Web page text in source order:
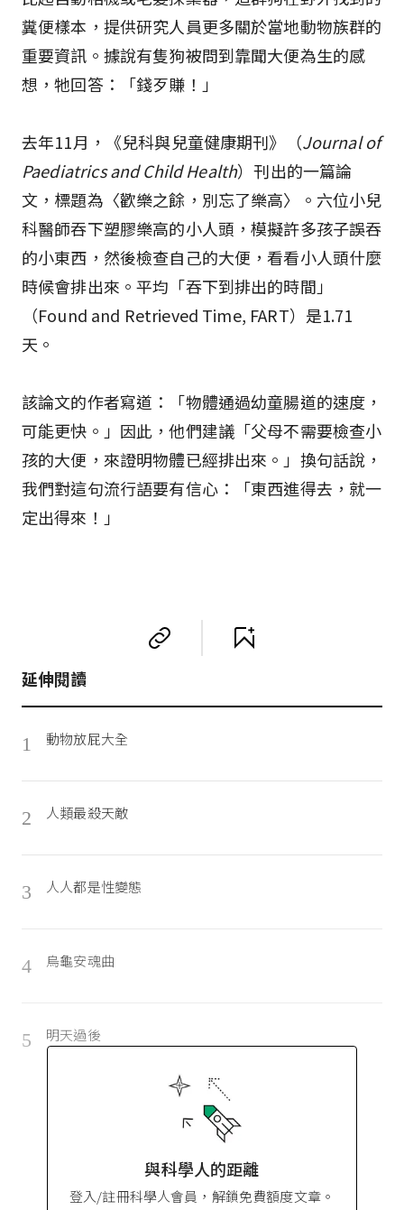
糞便樣本，提供研究人員更多關於當地動物族群的
重要資訊。據說有隻狗被問到靠聞大便為生的感
想，牠回答：「錢歹賺！」
去年11月，《兒科與兒童健康期刊》（Journal of
Paediatrics and Child Health）刊出的一篇論
文，標題為〈歡樂之餘，別忘了樂高〉。六位小兒
科醫師吞下塑膠樂高的小人頭，模擬許多孩子誤吞
的小東西，然後檢查自己的大便，看看小人頭什麼
時候會排出來。平均「吞下到排出的時間」
（Found and Retrieved Time, FART）是1.71
天。
該論文的作者寫道：「物體通過幼童腸道的速度，
可能更快。」因此，他們建議「父母不需要檢查小
孩的大便，來證明物體已經排出來。」換句話說，
我們對這句流行語要有信心：「東西進得去，就一
定出得來！」
延伸閱讀
1 動物放屁大全
2 人類最殺天敵
3 人人都是性變態
4 烏龜安魂曲
5 明天過後
與科學人的距離
登入/註冊科學人會員，解鎖免費額度文章。